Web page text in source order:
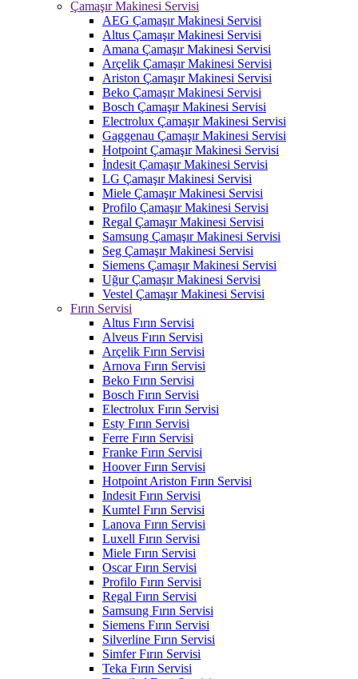
Çamaşır Makinesi Servisi
AEG Çamaşır Makinesi Servisi
Altus Çamaşır Makinesi Servisi
Amana Çamaşır Makinesi Servisi
Arçelik Çamaşır Makinesi Servisi
Ariston Çamaşır Makinesi Servisi
Beko Çamaşır Makinesi Servisi
Bosch Çamaşır Makinesi Servisi
Electrolux Çamaşır Makinesi Servisi
Gaggenau Çamaşır Makinesi Servisi
Hotpoint Çamaşır Makinesi Servisi
İndesit Çamaşır Makinesi Servisi
LG Çamaşır Makinesi Servisi
Miele Çamaşır Makinesi Servisi
Profilo Çamaşır Makinesi Servisi
Regal Çamaşır Makinesi Servisi
Samsung Çamaşır Makinesi Servisi
Seg Çamaşır Makinesi Servisi
Siemens Çamaşır Makinesi Servisi
Uğur Çamaşır Makinesi Servisi
Vestel Çamaşır Makinesi Servisi
Fırın Servisi
Altus Fırın Servisi
Alveus Fırın Servisi
Arçelik Fırın Servisi
Arnova Fırın Servisi
Beko Fırın Servisi
Bosch Fırın Servisi
Electrolux Fırın Servisi
Esty Fırın Servisi
Ferre Fırın Servisi
Franke Fırın Servisi
Hoover Fırın Servisi
Hotpoint Ariston Fırın Servisi
Indesit Fırın Servisi
Kumtel Fırın Servisi
Lanova Fırın Servisi
Luxell Fırın Servisi
Miele Fırın Servisi
Oscar Fırın Servisi
Profilo Fırın Servisi
Regal Fırın Servisi
Samsung Fırın Servisi
Siemens Fırın Servisi
Silverline Fırın Servisi
Simfer Fırın Servisi
Teka Fırın Servisi